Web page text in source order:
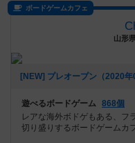
ボードゲームカフェ
山形
[NEW] プレオープン（2020年
遊べるボードゲーム 868個
レアな海外ボドゲもある、フ
切り盛りするボードゲームカ